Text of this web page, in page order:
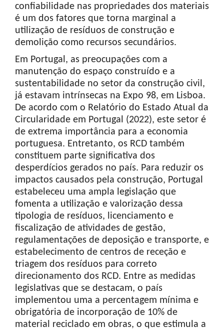
confiabilidade nas propriedades dos materiais
é um dos fatores que torna marginal a
utilização de resíduos de construção e
demolição como recursos secundários.
Em Portugal, as preocupações com a
manutenção do espaço construído e a
sustentabilidade no setor da construção civil,
já estavam intrínsecas na Expo 98, em Lisboa.
De acordo com o Relatório do Estado Atual da
Circularidade em Portugal (2022), este setor é
de extrema importância para a economia
portuguesa. Entretanto, os RCD também
constituem parte significativa dos
desperdícios gerados no país. Para reduzir os
impactos causados pela construção, Portugal
estabeleceu uma ampla legislação que
fomenta a utilização e valorização dessa
tipologia de resíduos, licenciamento e
fiscalização de atividades de gestão,
regulamentações de deposição e transporte, e
estabelecimento de centros de receção e
triagem dos resíduos para correto
direcionamento dos RCD. Entre as medidas
legislativas que se destacam, o país
implementou uma a percentagem mínima e
obrigatória de incorporação de 10% de
material reciclado em obras, o que estimula a